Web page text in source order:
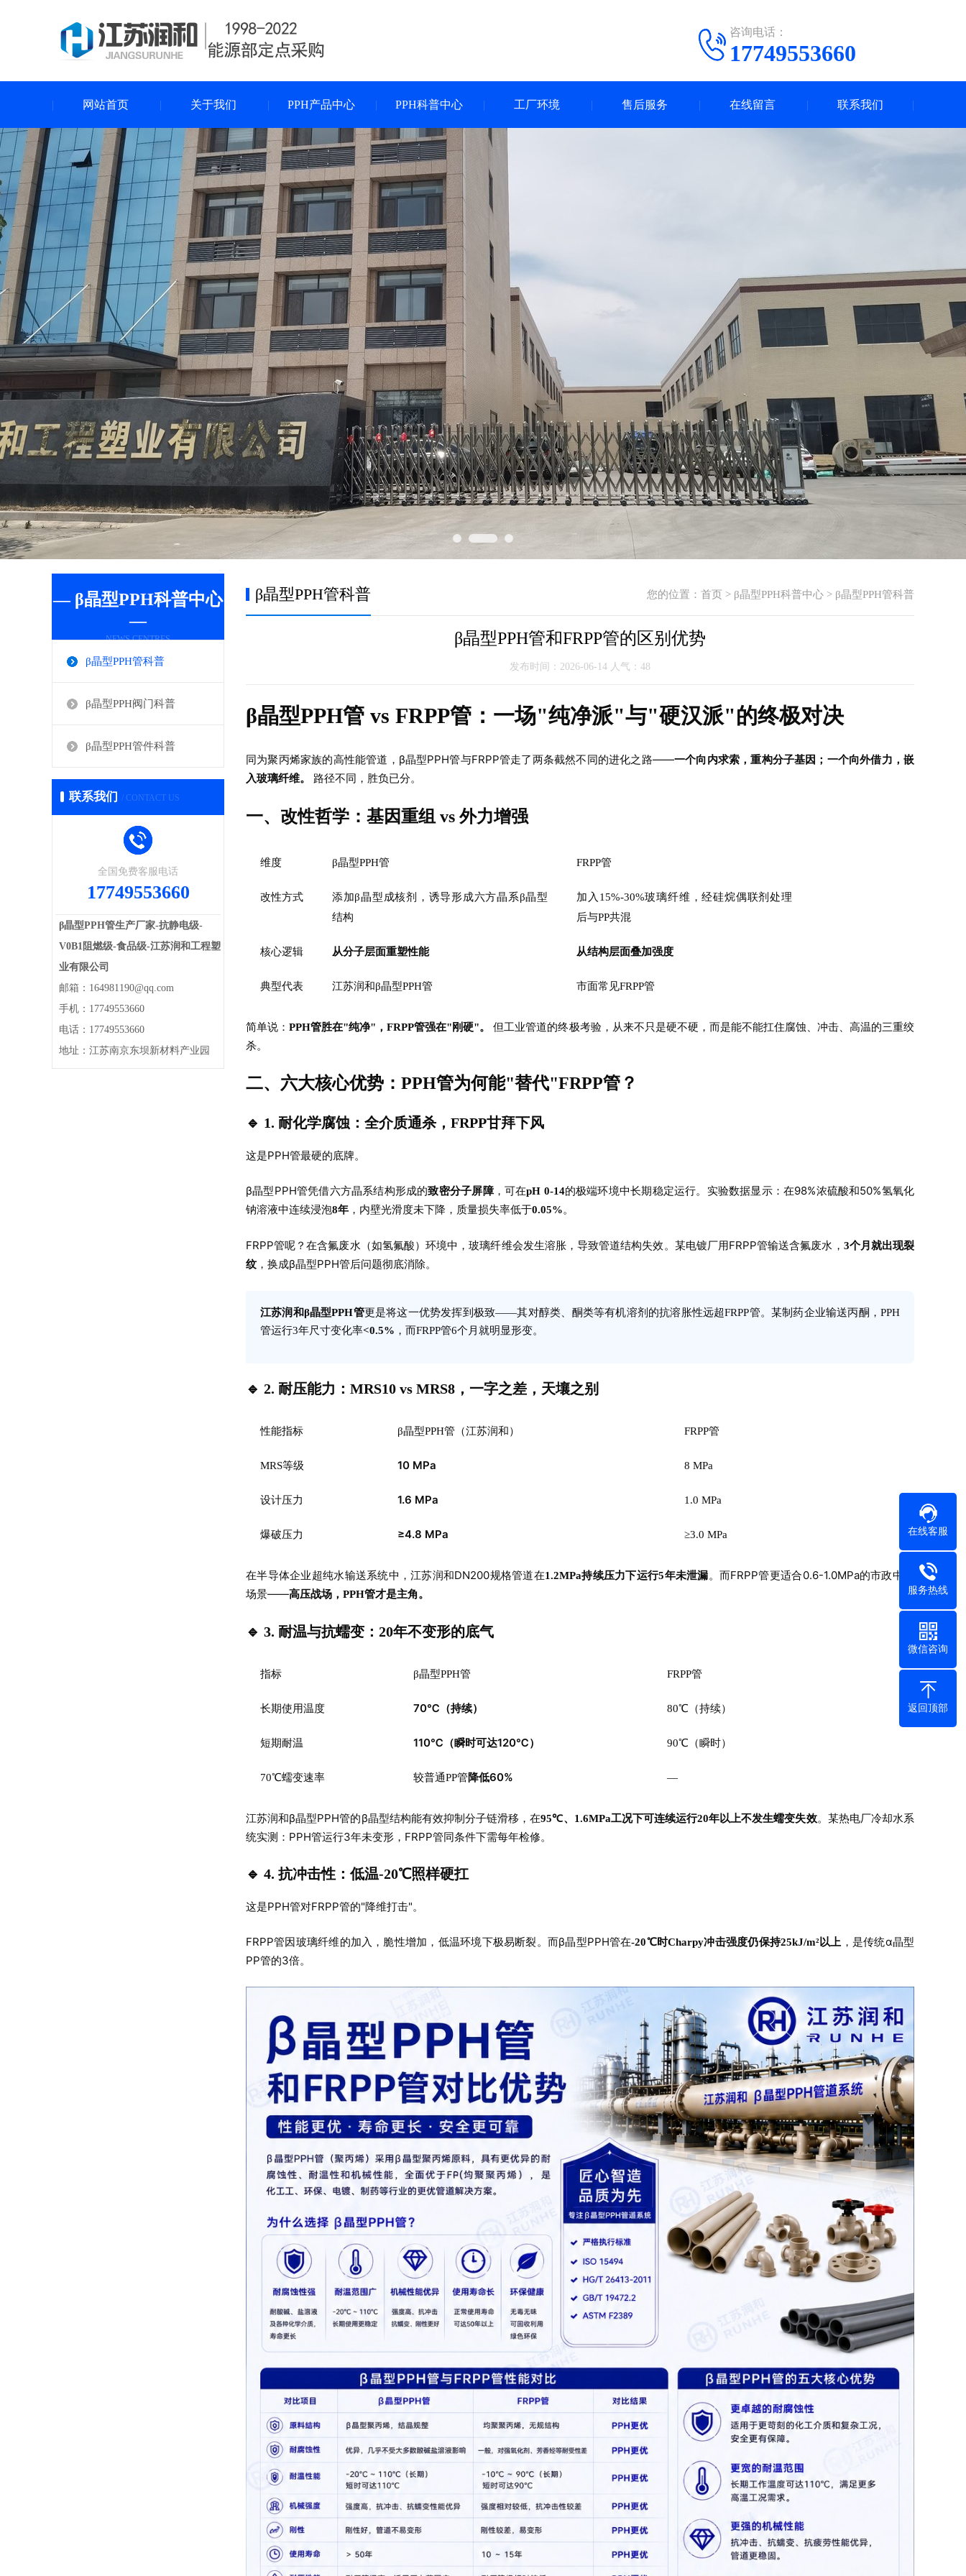
咨询电话：
17749553660
网站首页 关于我们 PPH产品中心 PPH科普中心 工厂环境 售后服务 在线留言 联系我们
— β晶型PPH科普中心
—
NEWS CENTRES
β晶型PPH管科普
β晶型PPH阀门科普
β晶型PPH管件科普
联系我们 / CONTACT US
全国免费客服电话
17749553660
β晶型PPH管生产厂家-抗静电级-
V0B1阻燃级-食品级-江苏润和工程塑
业有限公司
邮箱：164981190@qq.com
手机：17749553660
电话：17749553660
地址：江苏南京东坝新材料产业园
您的位置： 首页 > β晶型PPH科普中心 > β晶型PPH管科普
β晶型PPH管科普
β晶型PPH管和FRPP管的区别优势
发布时间：2026-06-14 人气： 48
β晶型PPH管 vs FRPP管：一场"纯净派"与"硬汉派"的终极对决
同为聚丙烯家族的高性能管道，β晶型PPH管与FRPP管走了两条截然不同的进化之路——一个向内求索，重构分子基因；一个向外借力，嵌
入玻璃纤维。
路径不同，胜负已分。
一、改性哲学：基因重组 vs 外力增强
维度 β晶型PPH管 FRPP管
改性方式
添加β晶型成核剂，诱导形成六方晶系β晶型
结构
加入15%-30%玻璃纤维，经硅烷偶联剂处理
后与PP共混
核心逻辑 从分子层面重塑性能 从结构层面叠加强度
典型代表 江苏润和β晶型PPH管 市面常见FRPP管
简单说：PPH管胜在"纯净"，FRPP管强在"刚硬"。
但工业管道的终极考验，从来不只是硬不硬，而是能不能扛住腐蚀、冲击、高温的三重绞
杀。
二、六大核心优势：PPH管为何能"替代"FRPP管？
🔹 1. 耐化学腐蚀：全介质通杀，FRPP甘拜下风
这是PPH管最硬的底牌。
β晶型PPH管凭借六方晶系结构形成的致密分子屏障，可在pH 0-14的极端环境中长期稳定运行。实验数据显示：在98%浓硫酸和50%氢氧化
钠溶液中连续浸泡8年 ，内壁光滑度未下降，质量损失率低于0.05%。
FRPP管呢？在含氟废水（如氢氟酸）环境中，玻璃纤维会发生溶胀，导致管道结构失效。某电镀厂用FRPP管输送含氟废水， 3个月就出现裂
纹 ，换成β晶型PPH管后问题彻底消除。
江苏润和β晶型PPH管更是将这一优势发挥到极致——其对醇类、酮类等有机溶剂的抗溶胀性远超FRPP管。某制药企业输送丙酮，PPH
管运行3年尺寸变化率<0.5% ，而FRPP管6个月就明显形变。
🔹 2. 耐压能力：MRS10 vs MRS8，一字之差，天壤之别
性能指标 β晶型PPH管（江苏润和） FRPP管
MRS等级 10 MPa 8 MPa
设计压力 1.6 MPa 1.0 MPa
爆破压力 ≥4.8 MPa ≥3.0 MPa
在半导体企业超纯水输送系统中，江苏润和DN200规格管道在1.2MPa持续压力下运行5年未泄漏。而FRPP管更适合0.6-1.0MPa的市政中压
场景——高压战场，PPH管才是主角。
🔹 3. 耐温与抗蠕变：20年不变形的底气
指标 β晶型PPH管 FRPP管
长期使用温度 70℃（持续） 80℃（持续）
短期耐温 110℃（瞬时可达120℃） 90℃（瞬时）
70℃蠕变速率 较普通PP管降低60% —
江苏润和β晶型PPH管的β晶型结构能有效抑制分子链滑移，在95℃、1.6MPa工况下可连续运行20年以上不发生蠕变失效。某热电厂冷却水系
统实测：PPH管运行3年未变形，FRPP管同条件下需每年检修。
🔹 4. 抗冲击性：低温-20℃照样硬扛
这是PPH管对FRPP管的"降维打击"。
FRPP管因玻璃纤维的加入，脆性增加，低温环境下极易断裂。而β晶型PPH管在-20℃时Charpy冲击强度仍保持25kJ/m²以上 ，是传统α晶型
PP管的3倍。
在线客服
服务热线
微信咨询
返回顶部